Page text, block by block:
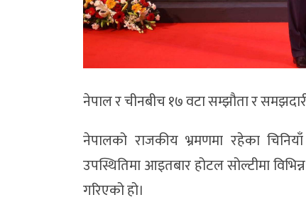
नेपाल र चीनबीच १७ वटा सम्झौता र
नेपालको राजकीय भ्रमणमा रहेका चिनियाँ
उपस्थितिमा आइतबार होटल सोल्टीमा
गरिएको हो।